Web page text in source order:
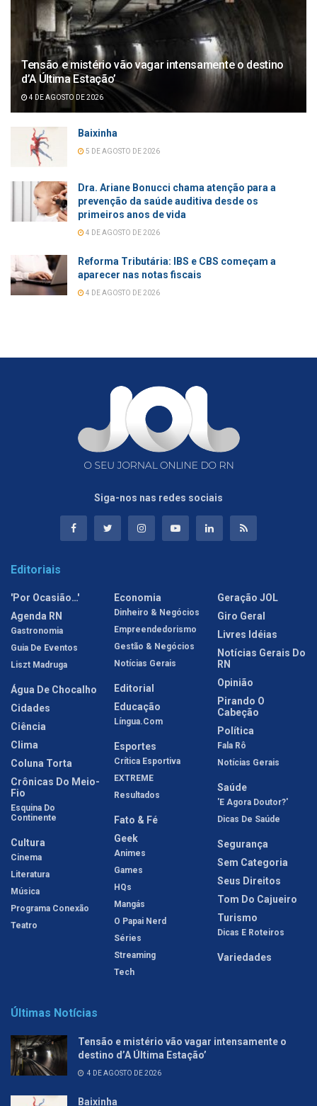
Tensão e mistério vão vagar intensamente o destino
d’A Última Estação’
4 DE AGOSTO DE 2026
Baixinha
5 DE AGOSTO DE 2026
Dra. Ariane Bonucci chama atenção para a
prevenção da saúde auditiva desde os
primeiros anos de vida
4 DE AGOSTO DE 2026
Reforma Tributária: IBS e CBS começam a
aparecer nas notas fiscais
4 DE AGOSTO DE 2026
Siga-nos nas redes sociais
Editoriais
'Por Ocasião…'
Agenda RN
Gastronomia
Guia De Eventos
Liszt Madruga
Água De Chocalho
Cidades
Ciência
Clima
Coluna Torta
Crônicas Do Meio-
Fio
Esquina Do
Continente
Cultura
Cinema
Literatura
Música
Programa Conexão
Teatro
Economia
Dinheiro & Negócios
Empreendedorismo
Gestão & Negócios
Notícias Gerais
Editorial
Educação
Língua.com
Esportes
Crítica Esportiva
EXTREME
Resultados
Fato & Fé
Geek
Animes
Games
HQs
Mangás
O Papai Nerd
Séries
Streaming
Tech
Geração JOL
Giro Geral
Livres Idéias
Notícias Gerais Do
RN
Opinião
Pirando O
Cabeção
Política
Fala Rô
Notícias Gerais
Saúde
'E Agora Doutor?'
Dicas De Saúde
Segurança
Sem Categoria
Seus Direitos
Tom Do Cajueiro
Turismo
Dicas E Roteiros
Variedades
Últimas Notícias
Tensão e mistério vão vagar intensamente o
destino d’A Última Estação’
4 DE AGOSTO DE 2026
Baixinha